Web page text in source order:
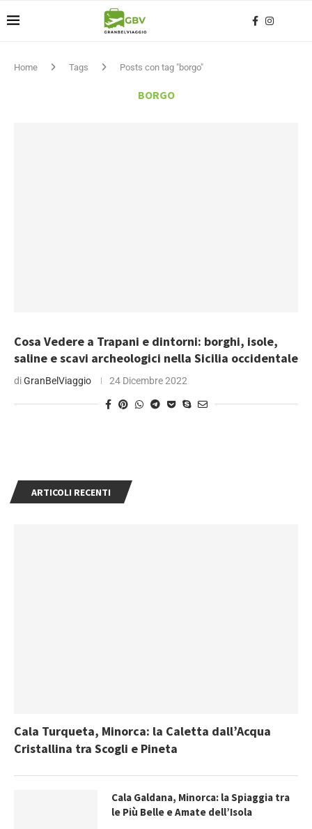
Home Tags Posts con tag "borgo"
BORGO
Cosa Vedere a Trapani e dintorni: borghi, isole,
saline e scavi archeologici nella Sicilia occidentale
diGranBelViaggio 24 Dicembre 2022
ARTICOLI RECENTI
Cala Turqueta, Minorca: la Caletta dall’Acqua
Cristallina tra Scogli e Pineta
Cala Galdana, Minorca: la Spiaggia tra
le Più Belle e Amate dell’Isola